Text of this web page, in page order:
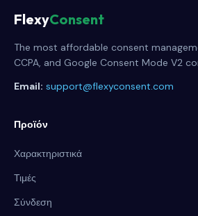
FlexyConsent
The most affordable consent
CCPA, and Google Consent Mode V2
Email: support@flexyconsent.com
Προϊόν
Χαρακτηριστικά
Τιμές
Σύνδεση